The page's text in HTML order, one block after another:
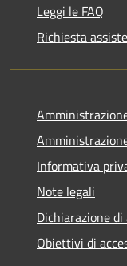
Leggi le FAQ
Richiesta
Informativa
Note legali
Dichiarazione
Obiettivi di